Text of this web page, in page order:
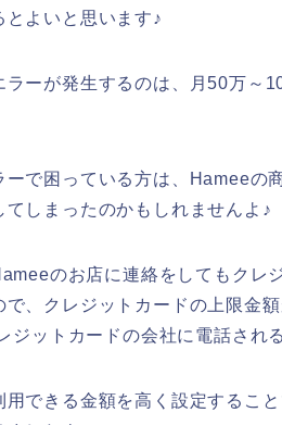
とよいと思います♪
ーが発生するのは、月50万～
で困っている方は、Hameeの
しまったのかもしれませんよ♪
のお店に連絡をしてもクレ
、クレジットカードの上限金
ジットカードの会社に電話され
できる金額を高く設定するこ